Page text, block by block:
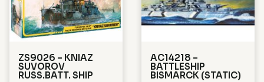
ZS9026 – KNIAZ
SUVOROV
RUSS.BATT. SHIP
AC14218 –
BATTLESHIP
BISMARCK (STATIC)